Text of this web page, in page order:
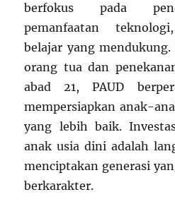
berfokus pada
pemanfaatan
belajar yang
orang tua dan
abad 21, PAUD
mempersiapkan anak-
yang lebih baik.
anak usia dini adalah
menciptakan generasi
berkarakter.